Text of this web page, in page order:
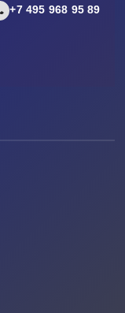
+7 495 968 95 89